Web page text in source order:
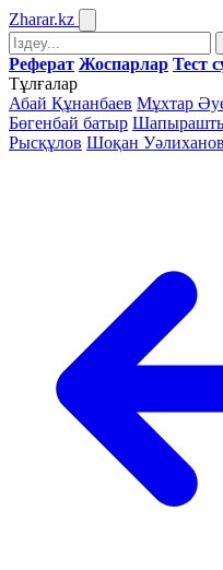
Zharar.kz
Реферат Жоспарлар Тест
Тұлғалар
Абай Құнанбаев Мұхтар
Бөгенбай батыр
Рысқұлов Шоқан Уәлиханов